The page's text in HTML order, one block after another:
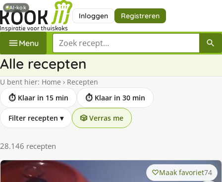
Inloggen Registreren
Menu Zoek een recept
Alle recepten
U bent hier: Home › Recepten
⏱ Klaar in 15 min
⏱ Klaar in 30 min
Filter recepten ▾ 🎲 Verras me
28.146 recepten
Maak favoriet74
AI-kok